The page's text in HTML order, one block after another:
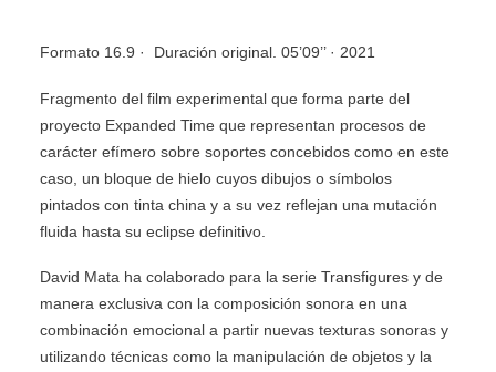
Formato 16.9 · Duración original. 05’09’’ · 2021
Fragmento del film experimental que forma parte del
proyecto Expanded Time que representan procesos de
carácter efímero sobre soportes concebidos como en este
caso, un bloque de hielo cuyos dibujos o símbolos
pintados con tinta china y a su vez reflejan una mutación
fluida hasta su eclipse definitivo.
David Mata ha colaborado para la serie Transfigures y de
manera exclusiva con la composición sonora en una
combinación emocional a partir nuevas texturas sonoras y
utilizando técnicas como la manipulación de objetos y la